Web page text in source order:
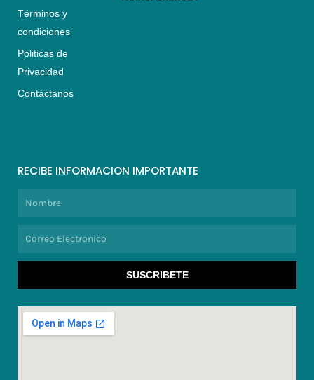
Términos y
condiciones
Politicas de
Privacidad
Contáctanos
RECIBE INFORMACION IMPORTANTE
SUSCRIBETE